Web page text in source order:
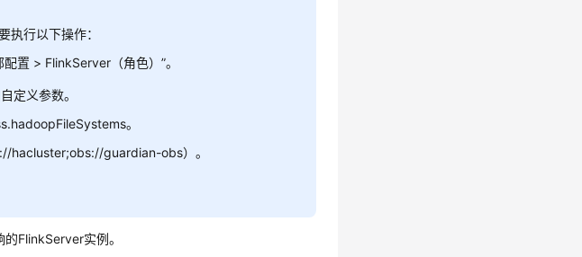
执行以下操作：
置 > FlinkServer（角色）”。
定义参数。
。
hacluster;obs://guardian-obs）。
FlinkServer实例。